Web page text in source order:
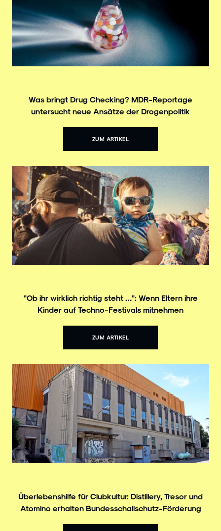
Was bringt Drug Checking? MDR-Reportage
untersucht neue Ansätze der Drogenpolitik
ZUM ARTIKEL
"Ob ihr wirklich richtig steht …": Wenn Eltern ihre
Kinder auf Techno-Festivals mitnehmen
ZUM ARTIKEL
Überlebenshilfe für Clubkultur: Distillery, Tresor und
Atomino erhalten Bundesschallschutz-Förderung